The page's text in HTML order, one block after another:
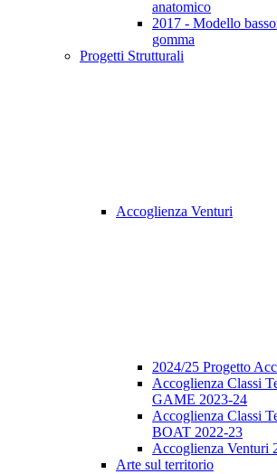
anatomico
2017 - Modello
gomma
Progetti Strutturali
Accoglienza Venturi
2024/25 Progetto
Accoglienza Classi
GAME 2023-24
Accoglienza Classi
BOAT 2022-23
Accoglienza Venturi
Arte sul territorio